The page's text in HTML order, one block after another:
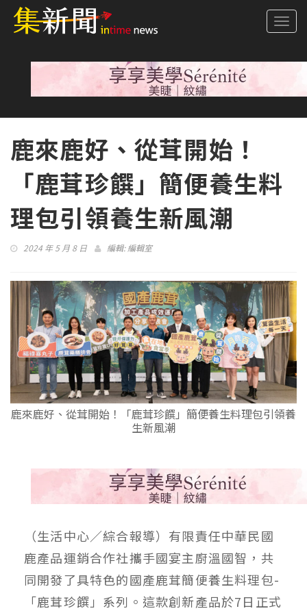
鹿來鹿好、從茸開始！
「鹿茸珍饌」簡便養生料
理包引領養生新風潮
2024 年 5 月 8 日 編輯:編輯室
鹿來鹿好、從茸開始！「鹿茸珍饌」簡便養生料理包引領養
生新風潮
（生活中心／綜合報導）有限責任中華民國
鹿產品運銷合作社攜手國宴主廚溫國智，共
同開發了具特色的國產鹿茸簡便養生料理包-
「鹿茸珍饌」系列。這款創新產品於7日正式